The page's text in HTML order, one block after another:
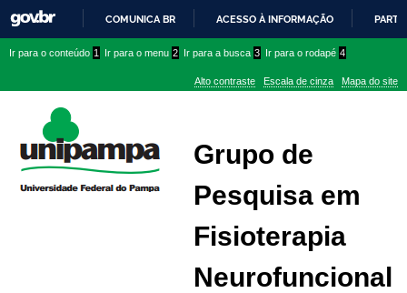
PARA
CONTEÚDO
COMUNICA BR ACESSO À INFORMAÇÃO
conteúdo
menu
superior
menu
Ir para o conteúdo 1 Ir para o menu 2 Ir para a busca 3 Ir para o rodapé 4
Alto contraste Escala de cinza Mapa do site
Grupo de
Pesquisa em
Fisioterapia
Neurofuncional